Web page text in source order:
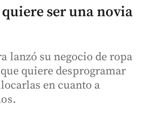
ser una novia
lanzó su negocio de ropa
quiere desprogramar
en cuanto a